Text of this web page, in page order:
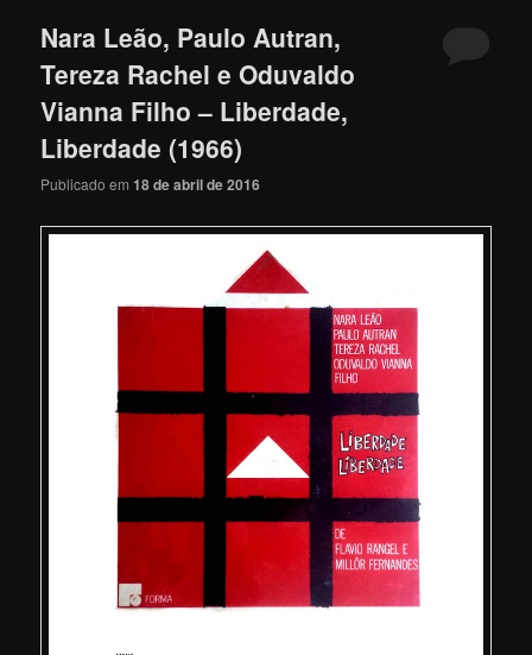
Nara Leão, Paulo Autran,
Tereza Rachel e Oduvaldo
Vianna Filho – Liberdade,
Liberdade (1966)
Publicado em18 de abril de 2016